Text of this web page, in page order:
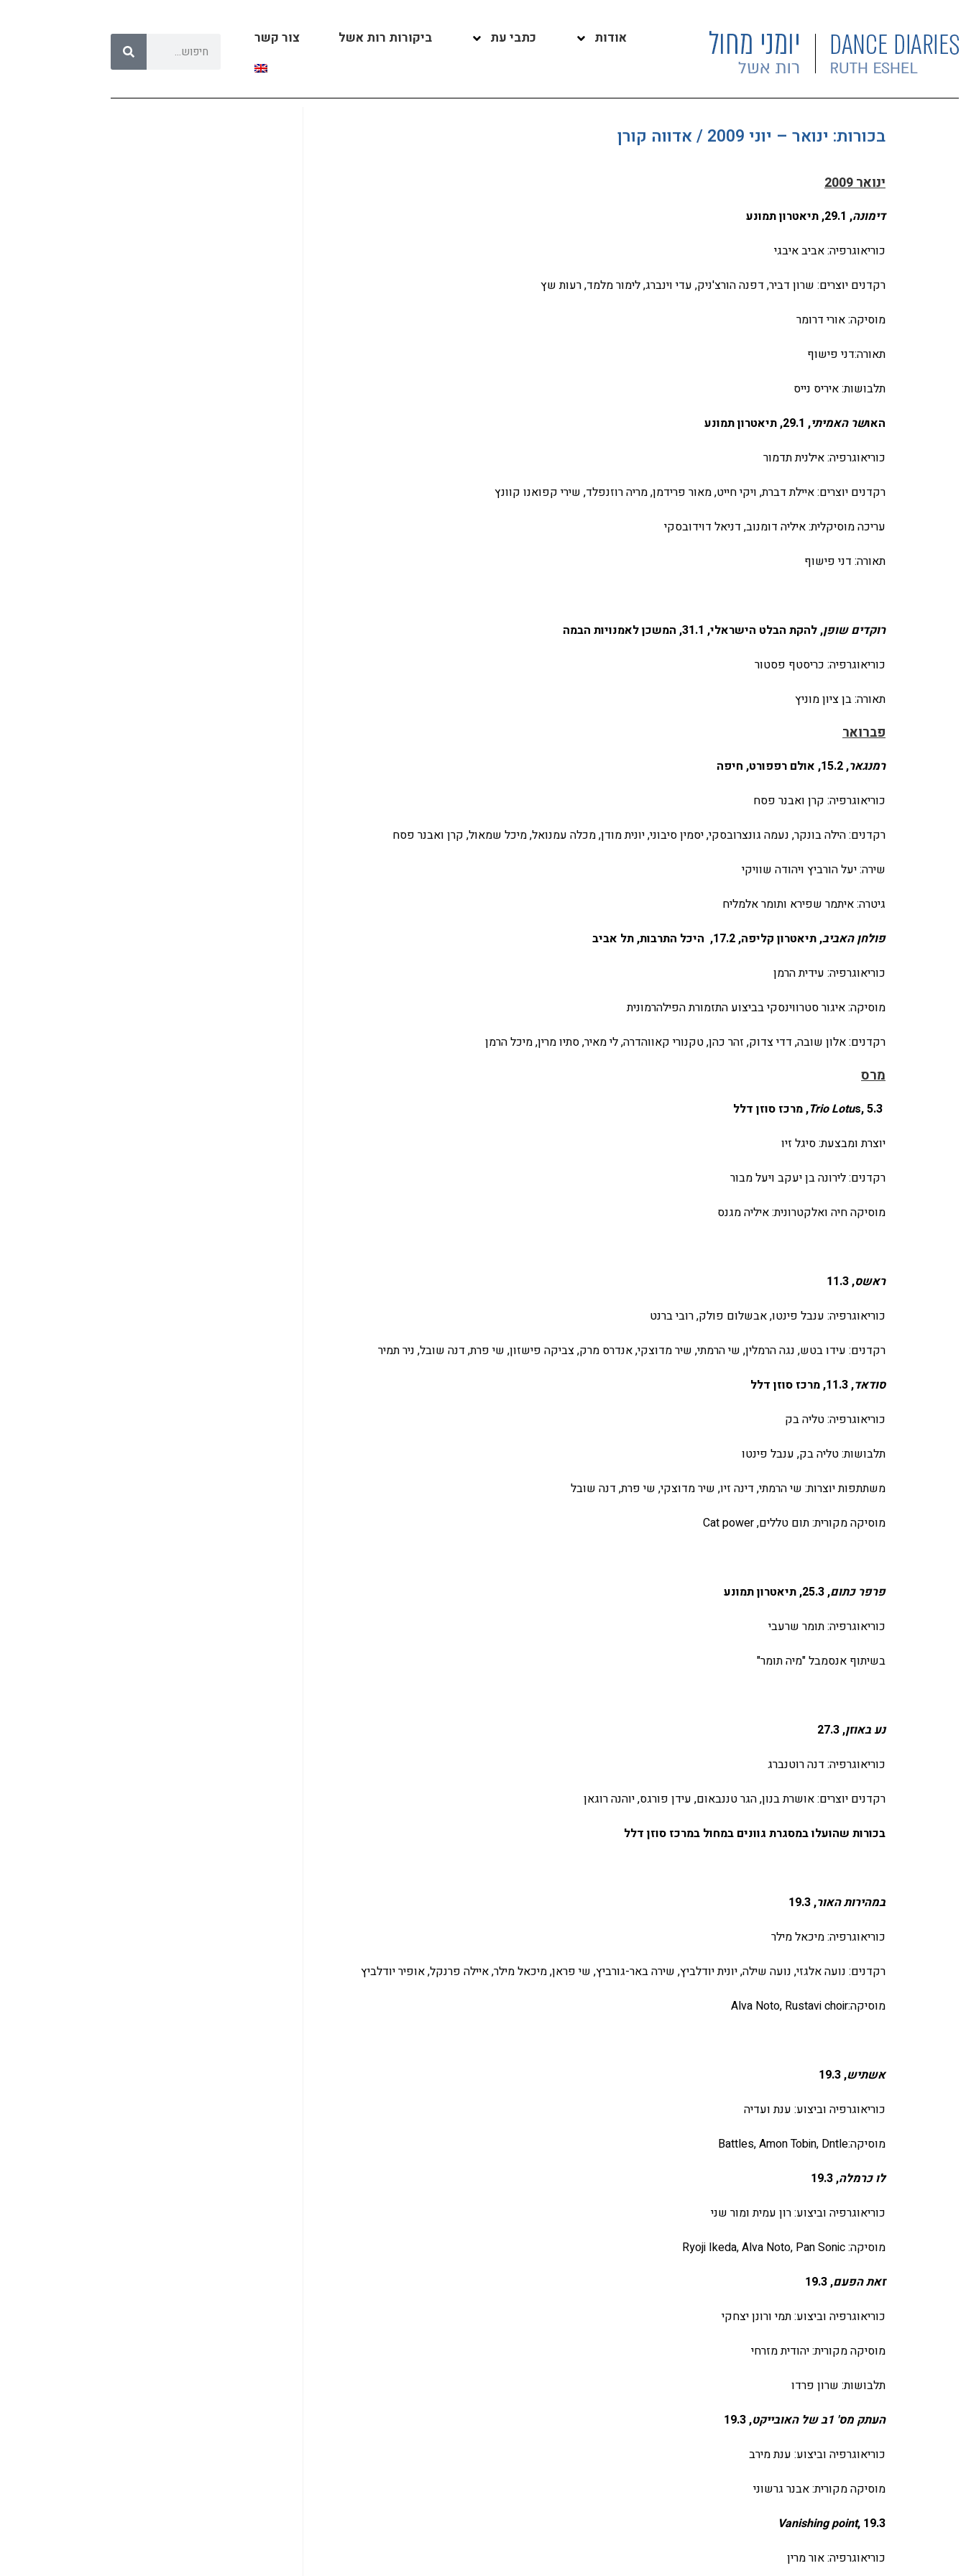
אודות כתבי עת ביקורות רות אשל צור קשר
בכורות: ינואר – יוני 2009 / אדווה קורן
ינואר 2009
דימונה, 29.1, תיאטרון תמונע
כוריאוגרפיה: אביב איבגי
רקדנים יוצרים: שרון דביר, דפנה הורצ'ניק, עדי וינברג, לימור מלמד, רעות שץ
מוסיקה: אורי דרומר
תאורה:דני פישוף
תלבושות: איריס נייס
האושר האמיתי, 29.1, תיאטרון תמונע
כוריאוגרפיה: אילנית תדמור
רקדנים יוצרים: איילת דברת, ויקי חייט, מאור פרידמן, מריה רוזנפלד, שירי קפואנו קוונץ
עריכה מוסיקלית: איליה דומנוב, דניאל דוידובסקי
תאורה: דני פישוף
רוקדים שופן, להקת הבלט הישראלי, 31.1, המשכן לאמנויות הבמה
כוריאוגרפיה: כריסטף פסטור
תאורה: בן ציון מוניץ
פברואר
רמנגאר, 15.2, אולם רפפורט, חיפה
כוריאוגרפיה: קרן ואבנר פסח
רקדנים: הילה בונקר, נעמה גונצרובסקי, יסמין סיבוני, יונית מודן, מכלה עמנואל, מיכל שמאול, קרן ואבנר פסח
שירה: יעל הורביץ ויהודה שוויקי
גיטרה: איתמר שפירא ותומר אלמליח
פולחן האביב, תיאטרון קליפה, 17.2, היכל התרבות, תל אביב
כוריאוגרפיה: עידית הרמן
מוסיקה: איגור סטרווינסקי בביצוע התזמורת הפילהרמונית
רקדנים: אלון שובה, דדי צדוק, זהר כהן, טקנורי קאווהדרה, לי מאיר, סתיו מרין, מיכל הרמן
מרס
Trio Lotus, 5.3, מרכז סוזן דלל
יוצרת ומבצעת: סיגל זיו
רקדנים: לירונה בן יעקב ויעל מבור
מוסיקה חיה ואלקטרונית: איליה מגנס
ראשס, 11.3
כוריאוגרפיה: ענבל פינטו, אבשלום פולק, רובי ברנט
רקדנים: עידו בטש, נגה הרמלין, שי הרמתי, שיר מדוצקי, אנדרס מרק, צביקה פישזון, שי פרת, דנה שובל, ניר תמיר
סודאד, 11.3, מרכז סוזן דלל
כוריאוגרפיה: טליה בק
תלבושות: טליה בק, ענבל פינטו
משתתפות יוצרות: שי הרמתי, דינה זיו, שיר מדוצקי, שי פרת, דנה שובל
מוסיקה מקורית: תום טללים, Cat power
פרפר כתום, 25.3, תיאטרון תמונע
כוריאוגרפיה: תומר שרעבי
בשיתוף אנסמבל "מיה תומר"
נע באוזן, 27.3
כוריאוגרפיה: דנה רוטנברג
רקדנים יוצרים: אושרת בנון, הגר טננבאום, עידן פורגס, יוהנה רוגאן
בכורות שהועלו במסגרת גוונים במחול במרכז סוזן דלל
במהירות האור, 19.3
כוריאוגרפיה: מיכאל מילר
רקדנים: נועה אלגזי, נועה שילה, יונית יודלביץ, שירה באר-גורביץ, שי פראן, מיכאל מילר, איילה פרנקל, אופיר יודלביץ
מוסיקה:Alva Noto, Rustavi choir
אשתיש, 19.3
כוריאוגרפיה וביצוע: ענת ועדיה
מוסיקה:Battles, Amon Tobin, Dntle
לו כרמלה, 19.3
כוריאוגרפיה וביצוע: רון עמית ומור שני
מוסיקה: Ryoji Ikeda, Alva Noto, Pan Sonic
זאת הפעם, 19.3
כוריאוגרפיה וביצוע: תמי ורונן יצחקי
מוסיקה מקורית: יהודית מזרחי
תלבושות: שרון פרדו
העתק מס' 1ב של האובייקט
, 19.3
כוריאוגרפיה וביצוע: ענת מירב
מוסיקה מקורית: אבנר גרשוני
Vanishing point, 19.3
כוריאוגרפיה: אור מרין